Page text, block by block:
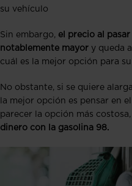
su vehículo
Sin embargo, el precio al
notablemente mayor y queda
cuál es la mejor opción para
No obstante, si se quiere
la mejor opción es pensar en
parecer la opción más costosa,
dinero con la gasolina 98.